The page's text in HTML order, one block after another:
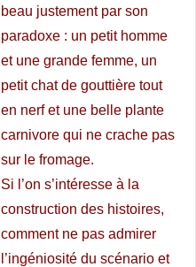
beau justement par son
paradoxe : un petit homme
et une grande femme, un
petit chat de gouttière tout
en nerf et une belle plante
carnivore qui ne crache pas
sur le fromage.
Si l’on s’intéresse à la
construction des histoires,
comment ne pas admirer
l’ingéniosité du scénario et